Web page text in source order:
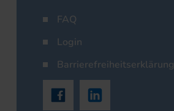
FAQ
Login
Barrierefreiheitserklärung